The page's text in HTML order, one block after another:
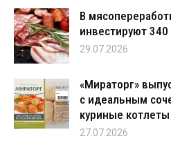
В
инвестируют
29.07.2026
«Мираторг»
с идеальным
куриные
27.07.2026